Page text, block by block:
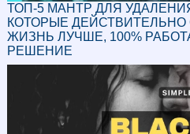
ТОП-5 МАНТР ДЛЯ
КОТОРЫЕ
ЖИЗНЬ ЛУЧШЕ, 100%
РЕШЕНИЕ